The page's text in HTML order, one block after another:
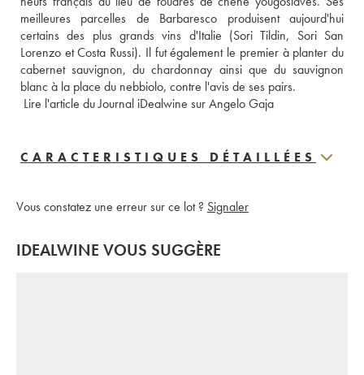
meilleures parcelles de Barbaresco produisent aujourd'hui
certains des plus grands vins d'Italie (Sori Tildin, Sori San
Lorenzo et Costa Russi). Il fut également le premier à planter du
cabernet sauvignon, du chardonnay ainsi que du sauvignon
blanc à la place du nebbiolo, contre l'avis de ses pairs.
Lire l'article du Journal iDealwine sur Angelo Gaja
CARACTERISTIQUES DÉTAILLÉES
Vous constatez une erreur sur ce lot ? Signaler
IDEALWINE VOUS SUGGÈRE